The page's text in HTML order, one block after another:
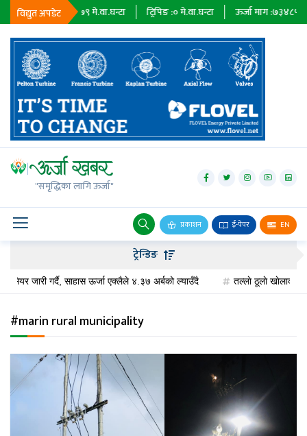
विद्युत अपडेट
निर्यात :२३६७९ मे.वा.घन्टा ट्रिपिङ :०मे.वा.घन्टा ऊर्जा माग :७३४८५
"समृद्धिका लागि ऊर्जा"
प्रकाशन ई-पेपर EN
जलविद्युत्
सोलार
वायु
बायोग्यास
पेट्रोलियम
अन्तर्राष्ट्रिय
जलवायु
ऊर्जा
दक्षता
उहिलेकाे
ट्रेन्डिङ
जारी गर्दै, साहास ऊर्जा एक्लैले ४.३७ अर्बको ल्याउँदै तल्लाे ठूलाे खाेलाको
#marin rural municipality